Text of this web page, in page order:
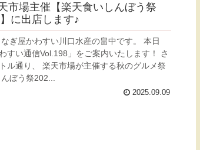
場主催【楽天食いしんぼう祭
に出店します♪
ぎ屋かわすい川口水産の畠中です。 本日
すい通信Vol.198」をご案内いたします！ さ
ル通り、 楽天市場が主催する秋のグルメ祭
ぼう祭202...
2025.09.09